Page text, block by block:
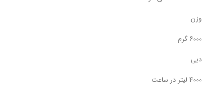
وزن
6000 گرم
دبی
4000 لیتر در ساعت